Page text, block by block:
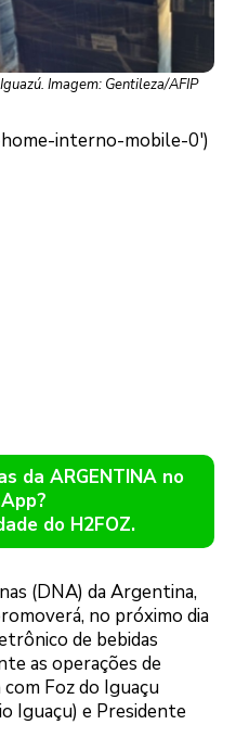
Imagem: Gentileza/AFIP
da ARGENTINA no
do H2FOZ.
(DNA) da Argentina,
no próximo dia
de bebidas
as operações de
Foz do Iguaçu
Iguaçu) e Presidente